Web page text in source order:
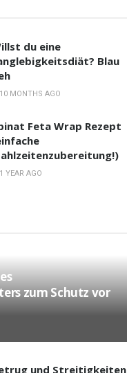
du eine
Blau
10 MONTHS AGO
Feta Wrap Rezept
1 YEAR AGO
zum Schutz vor
und Streitigkeiten